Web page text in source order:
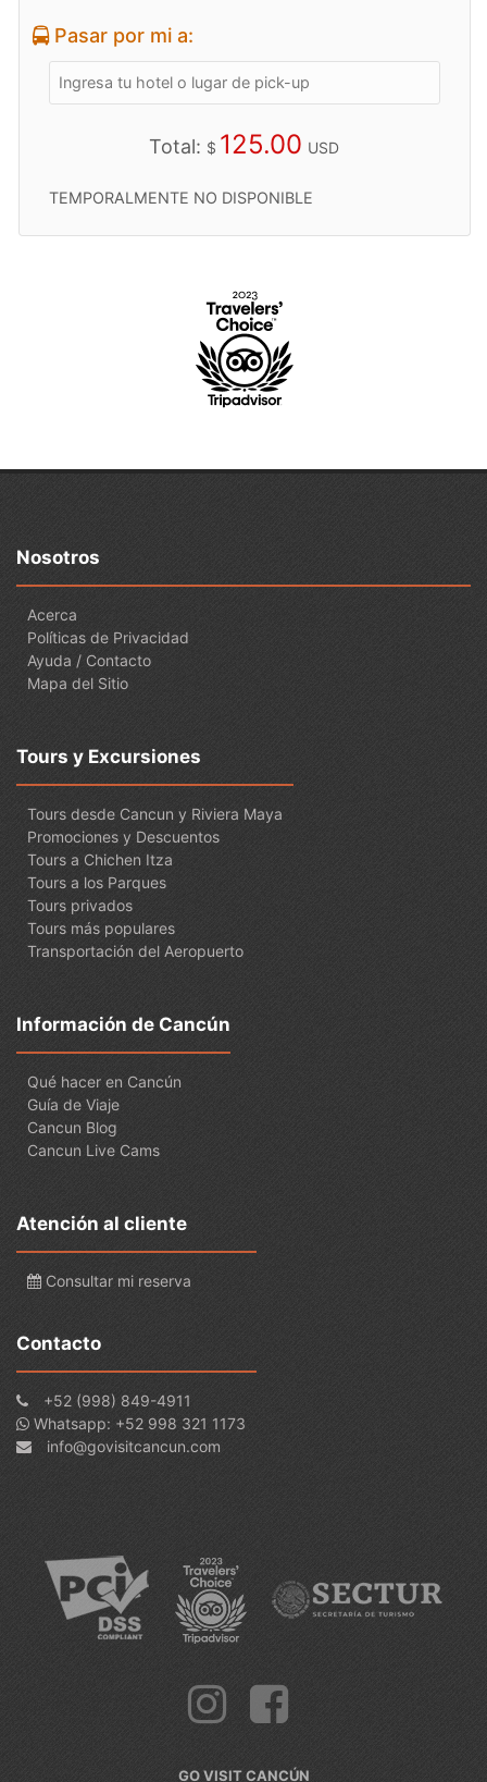
Pasar por mi a:
Total: $ 125.00 USD
TEMPORALMENTE NO DISPONIBLE
Nosotros
Acerca
Políticas de Privacidad
Ayuda / Contacto
Mapa del Sitio
Tours y Excursiones
Tours desde Cancun y Riviera Maya
Promociones y Descuentos
Tours a Chichen Itza
Tours a los Parques
Tours privados
Tours más populares
Transportación del Aeropuerto
Información de Cancún
Qué hacer en Cancún
Guía de Viaje
Cancun Blog
Cancun Live Cams
Atención al cliente
Consultar mi reserva
Contacto
+52 (998) 849-4911
Whatsapp: +52 998 321 1173
info@govisitcancun.com
GO VISIT CANCÚN